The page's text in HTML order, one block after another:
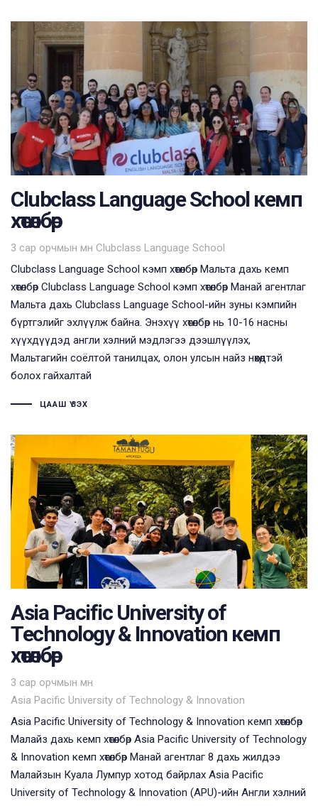
Clubclass Language School кемп
хөтөлбөр
3 сар орчмын өмнө
Tags
Clubclass Language School
Clubclass Language School кэмп хөтөлбөр Мальта дахь кемп
хөтөлбөр Clubclass Language School кэмп хөтөлбөр Манай агентлаг
Мальта дахь Clubclass Language School-ийн зуны кэмпийн
бүртгэлийг эхлүүлж байна. Энэхүү хөтөлбөр нь 10-16 насны
хүүхдүүдэд англи хэлний мэдлэгээ дээшлүүлэх,
Мальтагийн соёлтой танилцах, олон улсын найз нөхөдтэй
болох гайхалтай
ЦААШ ҮЗЭХ
Asia Pacific University of
Technology & Innovation кемп
хөтөлбөр
3 сар орчмын өмнө
Tags
Asia Pacific University of Technology & Innovation
Asia Pacific University of Technology & Innovation кемп хөтөлбөр
Малайз дахь кемп хөтөлбөр Asia Pacific University of Technology
& Innovation кемп хөтөлбөр Манай агентлаг 8 дахь жилдээ
Малайзын Куала Лумпур хотод байрлах Asia Pacific
University of Technology & Innovation (APU)-ийн Англи хэлний